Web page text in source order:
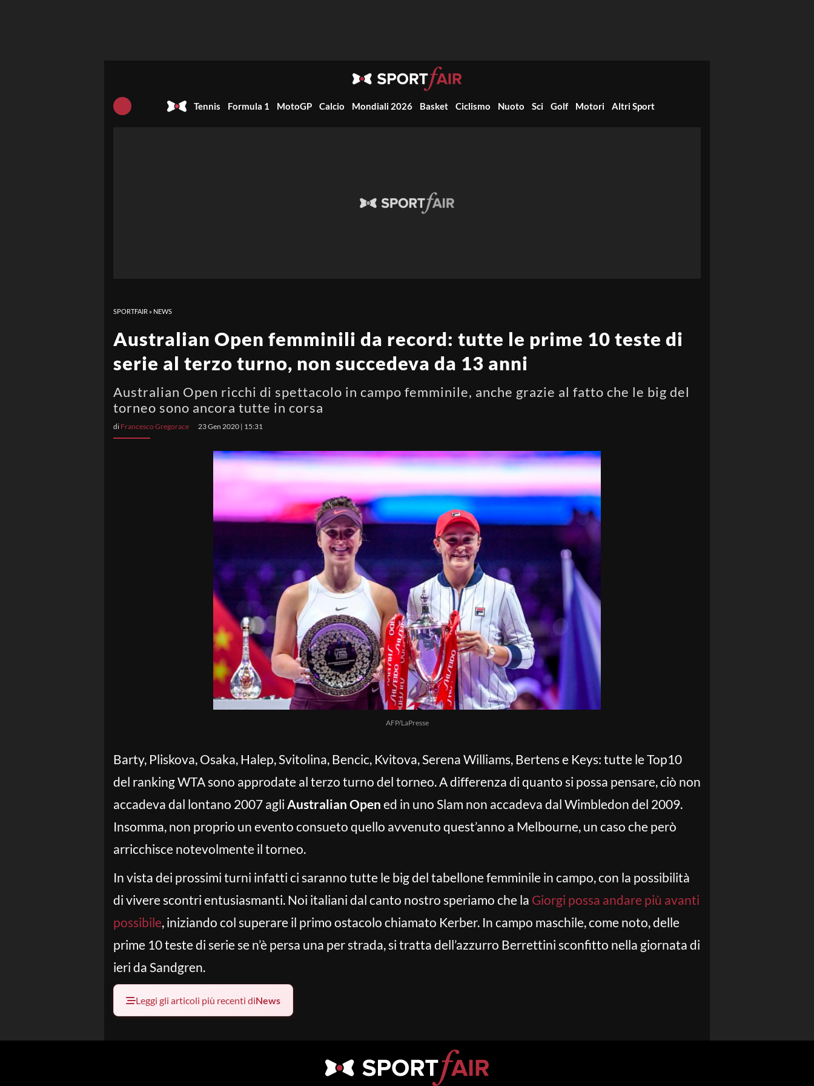
Tennis Formula 1 MotoGP Calcio Mondiali 2026 Basket Ciclismo Nuoto Sci Golf Motori Altri Sport
SPORTFAIR » NEWS
Australian Open femminili da record: tutte le prime 10 teste di
serie al terzo turno, non succedeva da 13 anni
Australian Open ricchi di spettacolo in campo femminile, anche grazie al fatto che le big del
torneo sono ancora tutte in corsa
di Francesco Gregorace 23 Gen 2020 | 15:31
AFP/LaPresse
Barty, Pliskova, Osaka, Halep, Svitolina, Bencic, Kvitova, Serena Williams, Bertens e Keys: tutte le Top10
del ranking WTA sono approdate al terzo turno del torneo. A differenza di quanto si possa pensare, ciò non
accadeva dal lontano 2007 agli Australian Open ed in uno Slam non accadeva dal Wimbledon del 2009.
Insomma, non proprio un evento consueto quello avvenuto quest’anno a Melbourne, un caso che però
arricchisce notevolmente il torneo.
In vista dei prossimi turni infatti ci saranno tutte le big del tabellone femminile in campo, con la possibilità
di vivere scontri entusiasmanti. Noi italiani dal canto nostro speriamo che la Giorgi possa andare più avanti
possibile, iniziando col superare il primo ostacolo chiamato Kerber. In campo maschile, come noto, delle
prime 10 teste di serie se n’è persa una per strada, si tratta dell’azzurro Berrettini sconfitto nella giornata di
ieri da Sandgren.
Leggi gli articoli più recenti diNews